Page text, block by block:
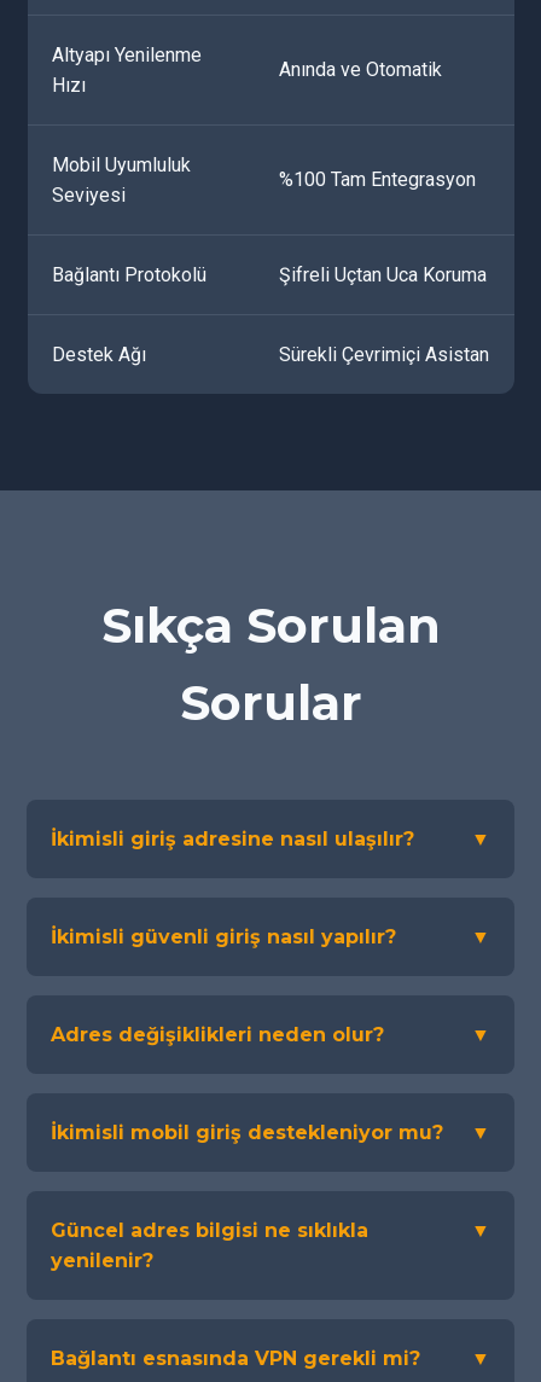
Altyapı Yenilenme
Hızı
Anında ve Otomatik
Mobil Uyumluluk
Seviyesi
%100 Tam Entegrasyon
Bağlantı Protokolü Şifreli Uçtan Uca Koruma
Destek Ağı Sürekli Çevrimiçi Asistan
Sıkça Sorulan
Sorular
İkimisli giriş adresine nasıl ulaşılır? ▼
İkimisli güvenli giriş nasıl yapılır? ▼
Adres değişiklikleri neden olur? ▼
İkimisli mobil giriş destekleniyor mu? ▼
Güncel adres bilgisi ne sıklıkla
yenilenir?
▼
Bağlantı esnasında VPN gerekli mi? ▼